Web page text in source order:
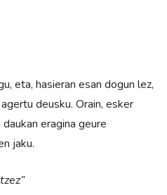
eta, hasieran esan dogun lez,
deusku. Orain, esker
eragina geure
jaku.